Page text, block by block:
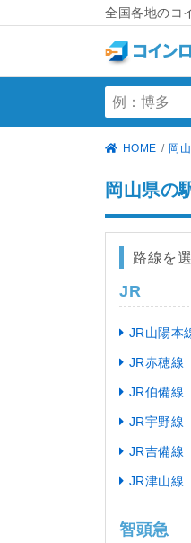
全国各地のコ
HOME 岡
岡山県の
路線を
JR
JR山陽本
JR赤穂線
JR伯備線
JR宇野線
JR吉備線
JR津山線
智頭急